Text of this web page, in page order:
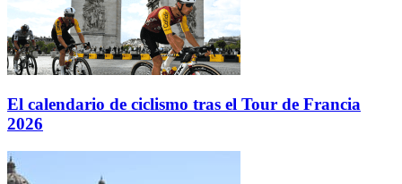
El calendario de ciclismo tras el Tour de Francia
2026